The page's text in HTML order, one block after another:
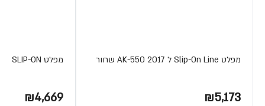
מפלט Slip-On Line ל AK-550 2017 שחור
₪5,173
מפלט SLIP-ON טיטניום XMAX250
₪4,669